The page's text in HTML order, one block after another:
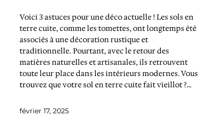
Voici 3 astuces pour une déco actuelle ! Les sols en
terre cuite, comme les tomettes, ont longtemps été
associés à une décoration rustique et
traditionnelle. Pourtant, avec le retour des
matières naturelles et artisanales, ils retrouvent
toute leur place dans les intérieurs modernes. Vous
trouvez que votre sol en terre cuite fait vieillot ?…
février 17, 2025